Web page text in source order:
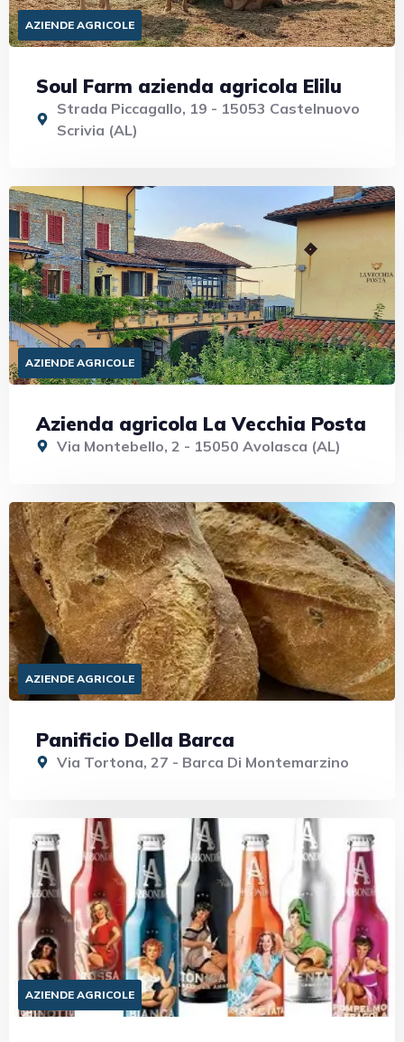
AZIENDE AGRICOLE
Soul Farm azienda agricola Elilu
Strada Piccagallo, 19 - 15053 Castelnuovo
Scrivia (AL)
AZIENDE AGRICOLE
Azienda agricola La Vecchia Posta
Via Montebello, 2 - 15050 Avolasca (AL)
AZIENDE AGRICOLE
Panificio Della Barca
Via Tortona, 27 - Barca Di Montemarzino
AZIENDE AGRICOLE